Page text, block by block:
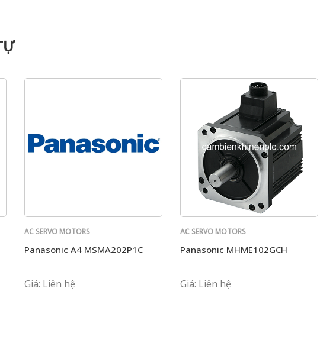
AC SERVO MOTORS
Panasonic A4 MSMA202P1C
Giá: Liên hệ
AC SERVO MOTORS
Panasonic MHME102GCH
Giá: Liên hệ